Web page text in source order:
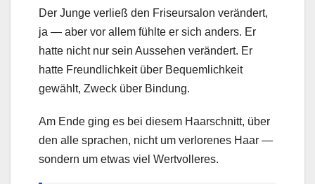
Der Junge verließ den Friseursalon verändert,
ja — aber vor allem fühlte er sich anders. Er
hatte nicht nur sein Aussehen verändert. Er
hatte Freundlichkeit über Bequemlichkeit
gewählt, Zweck über Bindung.
Am Ende ging es bei diesem Haarschnitt, über
den alle sprachen, nicht um verlorenes Haar —
sondern um etwas viel Wertvolleres.